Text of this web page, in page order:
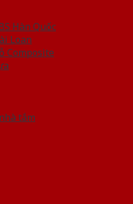
Hàn Quốc
Loan
Composite
tắm